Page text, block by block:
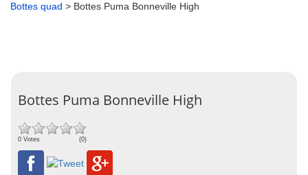
Bottes quad > Bottes Puma Bonneville High
Bottes Puma Bonneville High
0 Votes (0)